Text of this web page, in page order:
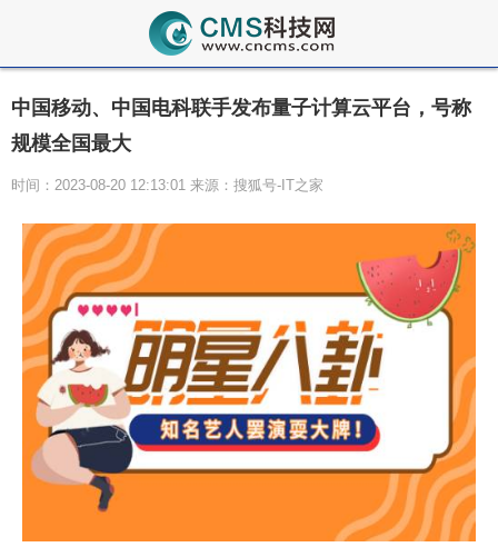
中国移动、中国电科联手发布量子计算云平台，号称
规模全国最大
时间：2023-08-20 12:13:01 来源：搜狐号-IT之家